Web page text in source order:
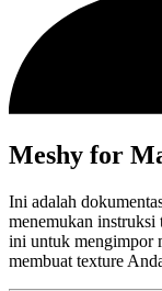
Meshy for
Ini adalah
menemukan instruksi
ini untuk mengimpor
membuat texture